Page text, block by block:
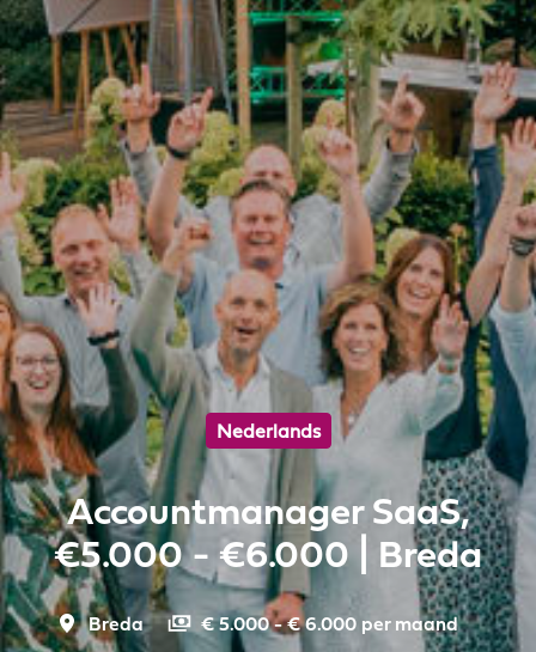
Nederlands
Accountmanager SaaS,
€5.000 - €6.000 | Breda
Breda € 5.000 - € 6.000 per maand